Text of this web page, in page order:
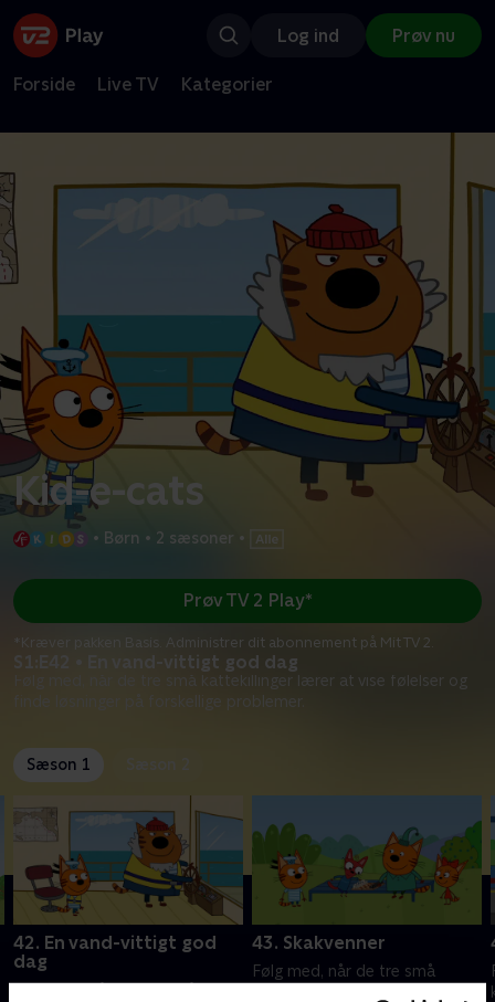
Log ind Prøv nu
Forside Live TV Kategorier
Kid-e-cats
• Børn • 2 sæsoner •
S1:E42 • En vand-vittigt god dag
Følg med, når de tre små kattekillinger lærer at vise følelser og
finde løsninger på forskellige problemer.
Prøv TV 2 Play*
*Kræver pakken Basis. Administrer dit abonnement på Mit TV 2.
Sæson 1
42. En vand-vittigt god
dag
43. Skakvenner
Følg med, når de tre små